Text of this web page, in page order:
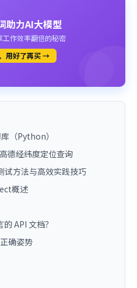
助力AI大模型
工作效率翻倍的秘密
用好了再买 →
（Python）
德经纬度定位查询
试方法与高效实践技巧
概述
API 文档？
确姿势